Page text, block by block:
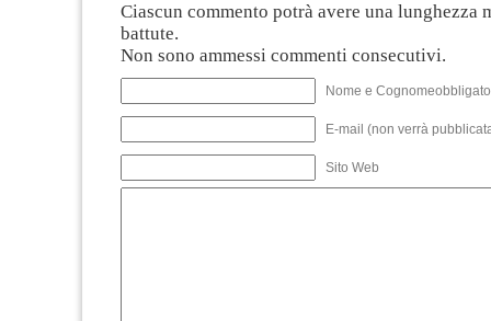
Ciascun commento potrà avere una lunghezza
battute.
Non sono ammessi commenti consecutivi.
Nome e
E-mail (non verrà
Sito Web